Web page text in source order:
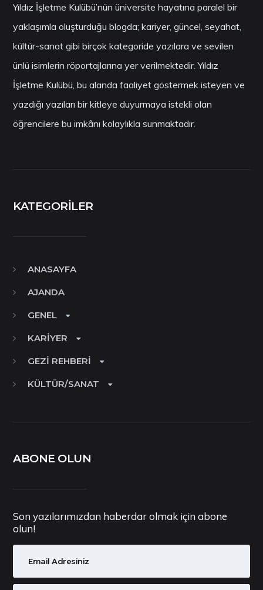
Yıldız İşletme Kulübü’nün üniversite hayatına paralel bir
yaklaşımla oluşturduğu blogda; kariyer, güncel, seyahat,
kültür-sanat gibi birçok kategoride yazılara ve sevilen
ünlü isimlerin röportajlarına yer verilmektedir. Yıldız
İşletme Kulübü, bu alanda faaliyet göstermek isteyen ve
yazdığı yazıları bir kitleye duyurmaya istekli olan
öğrencilere bu imkânı kolaylıkla sunmaktadır.
KATEGORILER
ANASAYFA
AJANDA
GENEL
KARIYER
GEZI REHBERI
KÜLTÜR/SANAT
ABONE OLUN
Son yazılarımızdan haberdar olmak için abone
olun!